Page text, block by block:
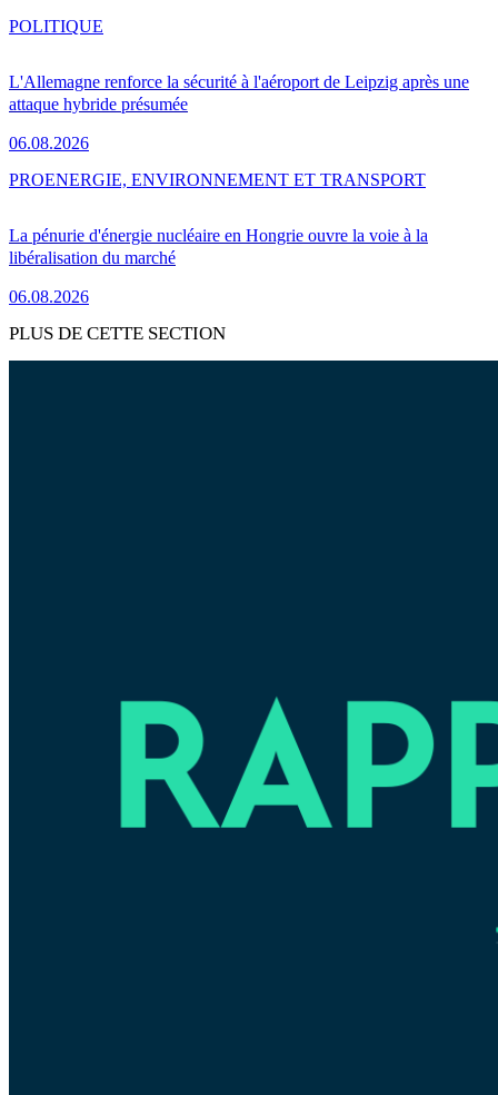
L'Allemagne renforce la sécurité à l'aéroport de Leipzig après une
attaque hybride présumée
06.08.2026
POLITIQUE
La pénurie d'énergie nucléaire en Hongrie ouvre la voie à la
libéralisation du marché
06.08.2026
PROENERGIE, ENVIRONNEMENT ET TRANSPORT
PLUS DE CETTE SECTION